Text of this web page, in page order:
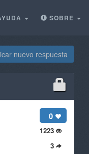
SOBRE
nuevo respuesta
0
1223
3